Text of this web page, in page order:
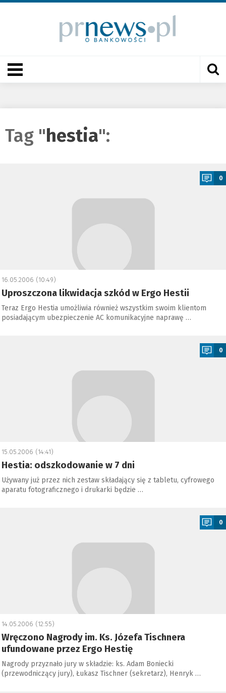
Tag "hestia":
0
16.05.2006 (10:49)
Uproszczona likwidacja szkód w Ergo Hestii
Teraz Ergo Hestia umożliwia również wszystkim swoim klientom
posiadającym ubezpieczenie AC komunikacyjne naprawę …
0
15.05.2006 (14:41)
Hestia: odszkodowanie w 7 dni
Używany już przez nich zestaw składający się z tabletu, cyfrowego
aparatu fotograficznego i drukarki będzie …
0
14.05.2006 (12:55)
Wręczono Nagrody im. Ks. Józefa Tischnera
ufundowane przez Ergo Hestię
Nagrody przyznało jury w składzie: ks. Adam Boniecki
(przewodniczący jury), Łukasz Tischner (sekretarz), Henryk …